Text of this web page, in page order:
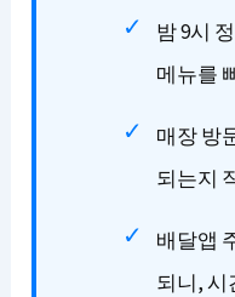
밤 9시
메뉴를
매장 방
되는지
배달앱
되니, 시